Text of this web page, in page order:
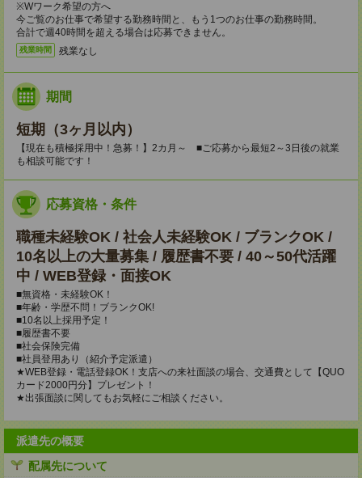
※Wワーク希望の方へ
今ご覧のお仕事で希望する勤務時間と、もう1つのお仕事の勤務時間。
合計で週40時間を超える場合は応募できません。
残業時間 残業なし
期間
短期（3ヶ月以内）
【現在も積極採用中！急募！】2カ月～ ■ご応募から最短2～3日後の就業
も相談可能です！
応募資格・条件
職種未経験OK / 社会人未経験OK / ブランクOK /
10名以上の大量募集 / 履歴書不要 / 40～50代活躍
中 / WEB登録・面接OK
■無資格・未経験OK！
■年齢・学歴不問！ブランクOK!
■10名以上採用予定！
■履歴書不要
■社会保険完備
■社員登用あり（紹介予定派遣）
★WEB登録・電話登録OK！支店への来社面談の場合、交通費として【QUO
カード2000円分】プレゼント！
★出張面談に関してもお気軽にご相談ください。
派遣先の概要
配属先について